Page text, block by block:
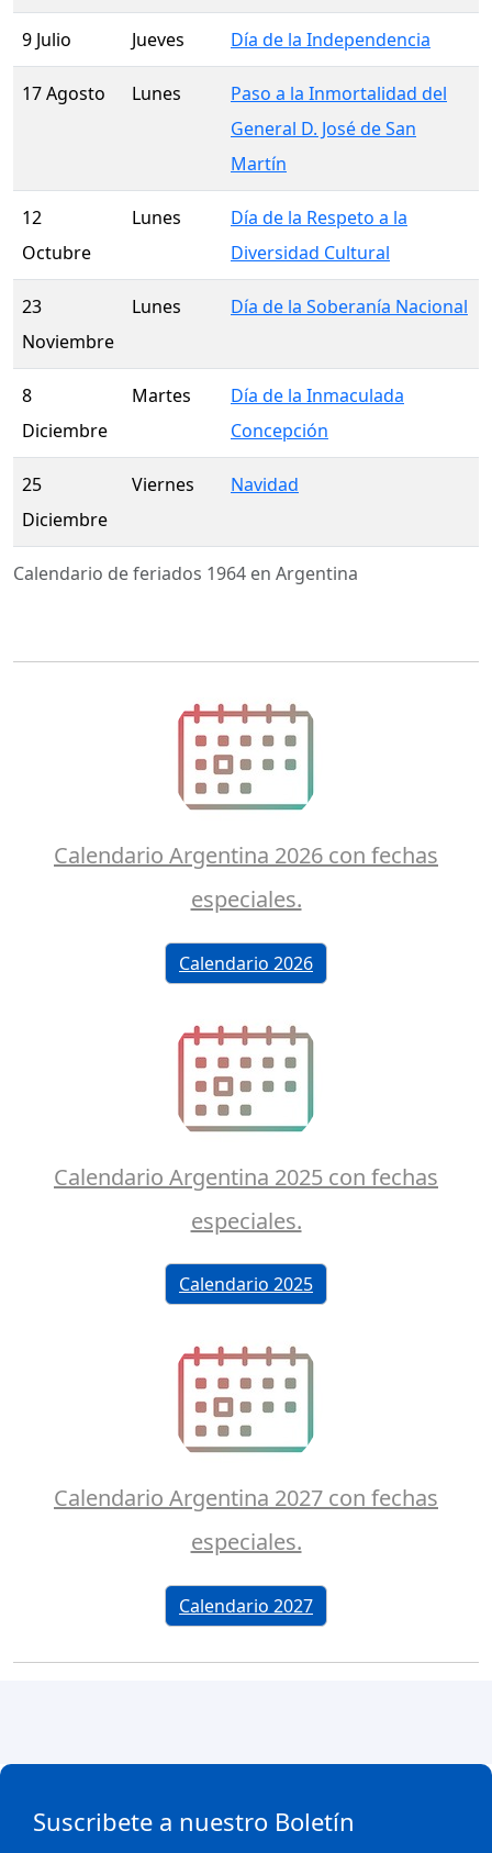
Calendario de feriados 1964 en Argentina
9 Julio Jueves Día de la Independencia
17 Agosto Lunes
Paso a la Inmortalidad del
General D. José de San
Martín
12
Octubre
Lunes
Día de la Respeto a la
Diversidad Cultural
23
Noviembre
Lunes Día de la Soberanía Nacional
8
Diciembre
Martes
Día de la Inmaculada
Concepción
25
Diciembre
Viernes Navidad
Calendario Argentina 2026 con fechas
especiales.
Calendario 2026
Calendario Argentina 2025 con fechas
especiales.
Calendario 2025
Calendario Argentina 2027 con fechas
especiales.
Calendario 2027
Suscribete a nuestro Boletín